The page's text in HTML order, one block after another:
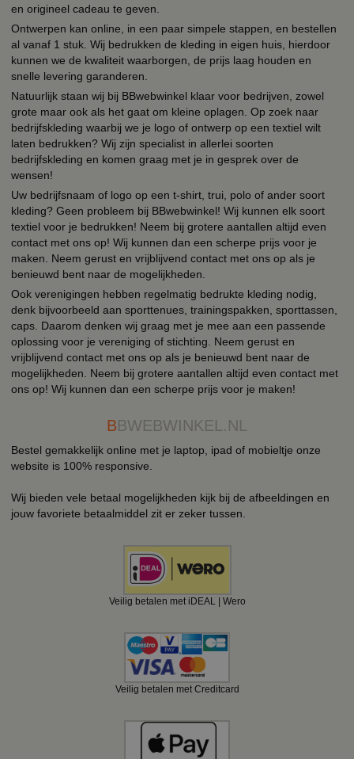
en origineel cadeau te geven.
Ontwerpen kan online, in een paar simpele stappen, en bestellen
al vanaf 1 stuk. Wij bedrukken de kleding in eigen huis, hierdoor
kunnen we de kwaliteit waarborgen, de prijs laag houden en
snelle levering garanderen.
Natuurlijk staan wij bij BBwebwinkel klaar voor bedrijven, zowel
grote maar ook als het gaat om kleine oplagen. Op zoek naar
bedrijfskleding waarbij we je logo of ontwerp op een textiel wilt
laten bedrukken? Wij zijn specialist in allerlei soorten
bedrijfskleding en komen graag met je in gesprek over de
wensen!
Uw bedrijfsnaam of logo op een t-shirt, trui, polo of ander soort
kleding? Geen probleem bij BBwebwinkel! Wij kunnen elk soort
textiel voor je bedrukken! Neem bij grotere aantallen altijd even
contact met ons op! Wij kunnen dan een scherpe prijs voor je
maken. Neem gerust en vrijblijvend contact met ons op als je
benieuwd bent naar de mogelijkheden.
Ook verenigingen hebben regelmatig bedrukte kleding nodig,
denk bijvoorbeeld aan sporttenues, trainingspakken, sporttassen,
caps. Daarom denken wij graag met je mee aan een passende
oplossing voor je vereniging of stichting. Neem gerust en
vrijblijvend contact met ons op als je benieuwd bent naar de
mogelijkheden. Neem bij grotere aantallen altijd even contact met
ons op! Wij kunnen dan een scherpe prijs voor je maken!
BBWEBWINKEL.NL
Bestel gemakkelijk online met je laptop, ipad of mobieltje onze
website is 100% responsive.
Wij bieden vele betaal mogelijkheden kijk bij de afbeeldingen en
jouw favoriete betaalmiddel zit er zeker tussen.
Veilig betalen met iDEAL | Wero
Veilig betalen met Creditcard